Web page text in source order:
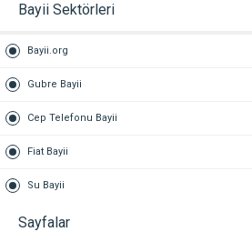
Bayii Sektörleri
Bayii.org
Gubre Bayii
Cep Telefonu Bayii
Fiat Bayii
Su Bayii
Sayfalar